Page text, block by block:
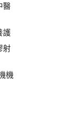
醫
護
射
機